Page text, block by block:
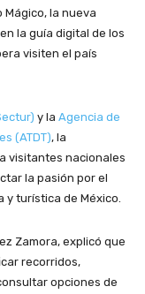
Mágico, la nueva
la guía digital de los
visiten el país
y la Agencia de
(ATDT), la
visitantes nacionales
la pasión por el
turística de México.
Zamora, explicó que
recorridos,
opciones de